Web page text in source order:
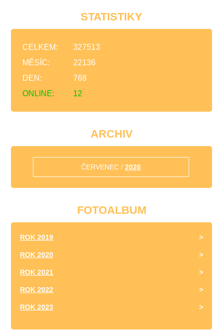
STATISTIKY
ONLINE: 12
CELKEM:
327513
MĚSÍC:
22136
DEN:
768
ARCHIV
ČERVENEC /2026
FOTOALBUM
ROK 2019
ROK 2020
ROK 2021
ROK 2022
ROK 2023